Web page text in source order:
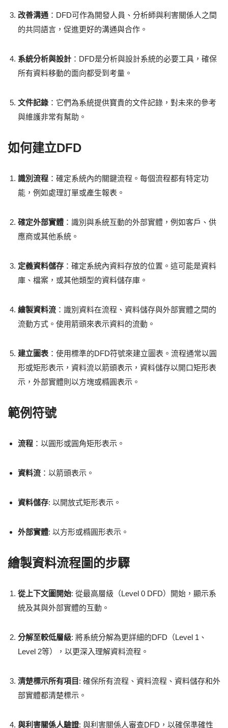
改善溝通 ：DFD可作為開發人員、分析師與利害關係人之間
的共同語言，促進更好的溝通與合作。
系統分析與設計 ：DFD是分析與設計系統的必要工具，確保
所有資料移動的面向都受到考量。
文件記錄 ：它們為系統提供寶貴的文件記錄，對未來的參考
與維護非常有幫助。
如何建立DFD
識別流程 ：確定系統內的關鍵流程。每個流程都有特定功
能，例如處理訂單或產生報表。
確定外部實體 ：識別與系統互動的外部實體，例如客戶、供
應商或其他系統。
定義資料儲存 ：確定系統內資料存放的位置。這可能是資料
庫、檔案，或其他類型的資料儲存庫。
繪製資料流 ：識別資料在流程、資料儲存與外部實體之間的
流動方式。使用箭頭來表示資料的流動。
建立圖表 ：使用標準的DFD符號來建立圖表。流程通常以圓
形或矩形表示，資料流以箭頭表示，資料儲存以開口矩形表
示，外部實體則以方塊或橢圓表示。
範例符號
流程 ：以圓形或圓角矩形表示。
資料流 ：以箭頭表示。
資料儲存: 以開放式矩形表示。
外部實體: 以方形或橢圓形表示。
繪製資料流程圖的步驟
從上下文圖開始: 從最高層級（Level 0 DFD）開始，顯示系
統及其與外部實體的互動。
分解至較低層級: 將系統分解為更詳細的DFD（Level 1、
Level 2等），以更深入理解資料流程。
清楚標示所有項目 : 確保所有流程、資料流程、資料儲存和外
部實體都清楚標示。
與利害關係人驗證: 與利害關係人審查DFD，以確保準確性